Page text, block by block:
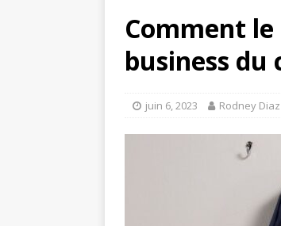
Comment
business
juin 6, 2023 Rodney Diaz